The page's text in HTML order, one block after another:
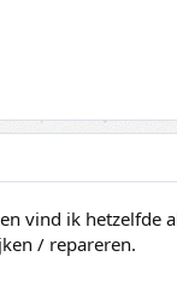
vind ik hetzelfde
/ repareren.